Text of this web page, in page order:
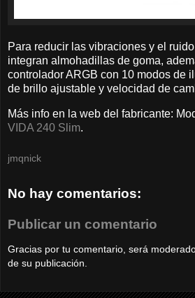
Para reducir las vibraciones y el
integran almohadillas de goma,
controlador ARGB con 10 modos de
de brillo ajustable y velocidad de
Más info en la web del fabricante:
VIDA 240 Slim.
jmqnick
No hay comentarios:
Publicar un comentario
Gracias por tu comentario, será
de su publicación.